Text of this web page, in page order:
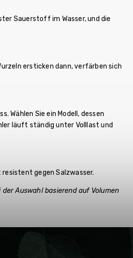
Sauerstoff im Wasser, und die
ersticken dann, verfärben sich
Wählen Sie ein Modell, dessen
läuft ständig unter Volllast und
gegen Salzwasser.
Auswahl basierend auf Volumen